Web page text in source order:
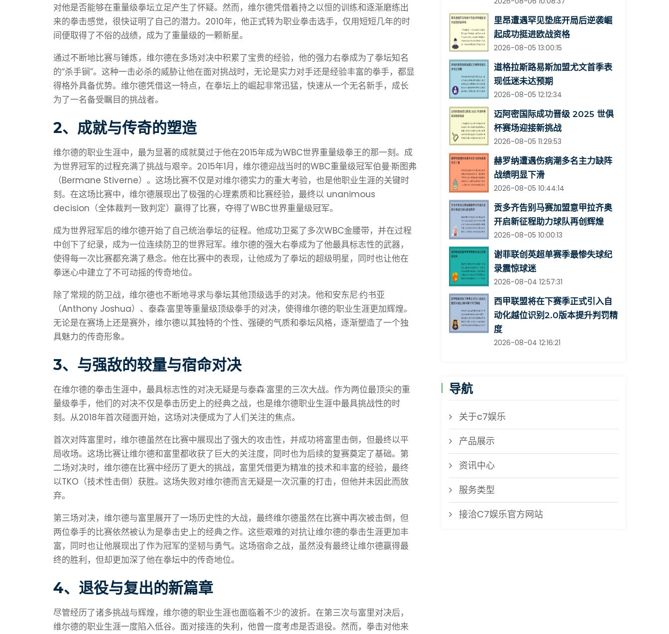
对他是否能够在重量级拳坛立足产生了怀疑。然而，维尔德凭借着持之以恒的训练和逐渐磨练出
来的拳击感觉，很快证明了自己的潜力。2010年，他正式转为职业拳击选手，仅用短短几年的时
间便取得了不俗的战绩，成为了重量级的一颗新星。
通过不断地比赛与锤炼，维尔德在多场对决中积累了宝贵的经验，他的强力右拳成为了拳坛知名
的“杀手锏”。这种一击必杀的威胁让他在面对挑战时，无论是实力对手还是经验丰富的拳手，都显
得格外具备优势。维尔德凭借这一特点，在拳坛上的崛起非常迅猛，快速从一个无名新手，成长
为了一名备受瞩目的挑战者。
2、成就与传奇的塑造
维尔德的职业生涯中，最为显著的成就莫过于他在2015年成为WBC世界重量级拳王的那一刻。成
为世界冠军的过程充满了挑战与艰辛。2015年1月，维尔德迎战当时的WBC重量级冠军伯曼·斯图弗
（Bermane Stiverne）。这场比赛不仅是对维尔德实力的重大考验，也是他职业生涯的关键时
刻。在这场比赛中，维尔德展现出了极强的心理素质和比赛经验，最终以 unanimous
decision（全体裁判一致判定）赢得了比赛，夺得了WBC世界重量级冠军。
成为世界冠军后的维尔德开始了自己统治拳坛的征程。他成功卫冕了多次WBC金腰带，并在过程
中创下了纪录，成为一位连续防卫的世界冠军。维尔德的强大右拳成为了他最具标志性的武器，
使得每一次比赛都充满了悬念。他在比赛中的表现，让他成为了拳坛的超级明星，同时也让他在
拳迷心中建立了不可动摇的传奇地位。
除了常规的防卫战，维尔德也不断地寻求与拳坛其他顶级选手的对决。他和安东尼·约书亚
（Anthony Joshua）、泰森·富里等重量级顶级拳手的对决，使得维尔德的职业生涯更加辉煌。
无论是在赛场上还是赛外，维尔德以其独特的个性、强硬的气质和拳坛风格，逐渐塑造了一个独
具魅力的传奇形象。
3、与强敌的较量与宿命对决
在维尔德的拳击生涯中，最具标志性的对决无疑是与泰森·富里的三次大战。作为两位最顶尖的重
量级拳手，他们的对决不仅是拳击历史上的经典之战，也是维尔德职业生涯中最具挑战性的时
刻。从2018年首次碰面开始，这场对决便成为了人们关注的焦点。
首次对阵富里时，维尔德虽然在比赛中展现出了强大的攻击性，并成功将富里击倒，但最终以平
局收场。这场比赛让维尔德和富里都收获了巨大的关注度，同时也为后续的复赛奠定了基础。第
二场对决时，维尔德在比赛中经历了更大的挑战，富里凭借更为精准的技术和丰富的经验，最终
以TKO（技术性击倒）获胜。这场失败对维尔德而言无疑是一次沉重的打击，但他并未因此而放
弃。
第三场对决，维尔德与富里展开了一场历史性的大战，最终维尔德虽然在比赛中再次被击倒，但
两位拳手的比赛依然被认为是拳击史上的经典之作。这些艰难的对抗让维尔德的拳击生涯更加丰
富，同时也让他展现出了作为冠军的坚韧与勇气。这场宿命之战，虽然没有最终让维尔德赢得最
终的胜利，但却更加深了他在拳坛中的传奇地位。
4、退役与复出的新篇章
尽管经历了诸多挑战与辉煌，维尔德的职业生涯也面临着不少的波折。在第三次与富里对决后，
维尔德的职业生涯一度陷入低谷。面对接连的失利，他曾一度考虑是否退役。然而，拳击对他来
里昂遭遇罕见垫底开局后逆袭崛
起成功挺进欧战资格
2026-08-05 13:00:15
道格拉斯路易斯加盟尤文首季表
现低迷未达预期
2026-08-05 12:12:34
迈阿密国际成功晋级 2025 世俱
杯赛场迎接新挑战
2026-08-05 11:29:53
赫罗纳遭遇伤病潮多名主力缺阵
战绩明显下滑
2026-08-05 10:44:14
贡多齐告别马赛加盟意甲拉齐奥
开启新征程助力球队再创辉煌
2026-08-05 10:00:13
谢菲联创英超单赛季最惨失球纪
录震惊球迷
2026-08-04 12:57:31
西甲联盟将在下赛季正式引入自
动化越位识别2.0版本提升判罚精
度
2026-08-04 12:16:21
导航
关于c7娱乐
产品展示
资讯中心
服务类型
接洽C7娱乐官方网站